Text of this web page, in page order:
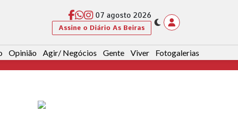
07 agosto 2026
Assine o Diário As Beiras
Opinião Agir/ Negócios Gente Viver Fotogalerias